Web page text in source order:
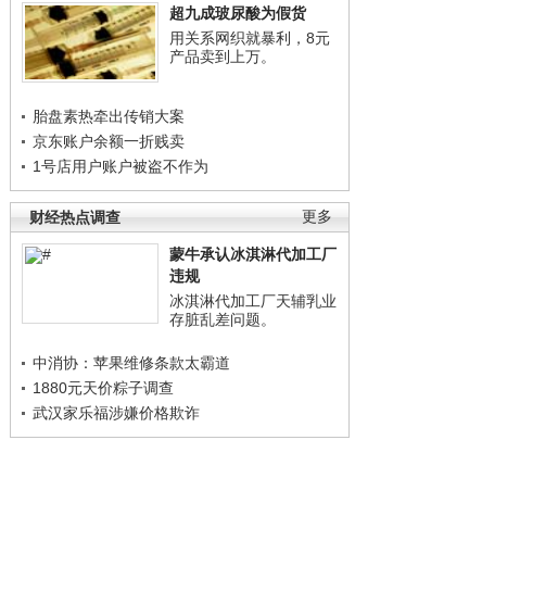
超九成玻尿酸为假货
用关系网织就暴利，8元
产品卖到上万。
胎盘素热牵出传销大案
京东账户余额一折贱卖
1号店用户账户被盗不作为
更多
财经热点调查
蒙牛承认冰淇淋代加工厂
违规
冰淇淋代加工厂天辅乳业
存脏乱差问题。
中消协：苹果维修条款太霸道
1880元天价粽子调查
武汉家乐福涉嫌价格欺诈